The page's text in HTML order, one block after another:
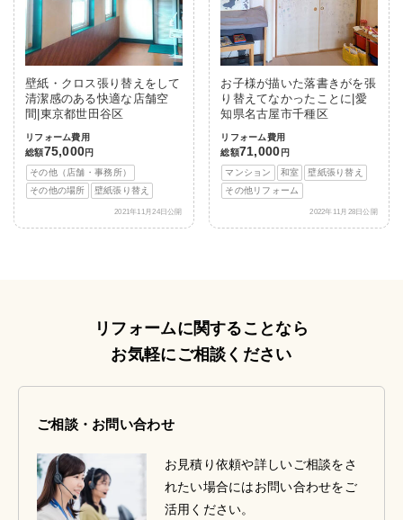
壁紙・クロス張り替えをして
清潔感のある快適な店舗空
間|東京都世田谷区
リフォーム費用
総額75,000円
その他（店舗・事務所）
その他の場所
壁紙張り替え
2021年11月24日公開
お子様が描いた落書きがを張
り替えてなかったことに|愛
知県名古屋市千種区
リフォーム費用
総額71,000 円
マンション
和室
壁紙張り替え
その他リフォーム
2022年11月28日公開
リフォームに関することなら
お気軽にご相談ください
ご相談・お問い合わせ
お見積り依頼や詳しいご相談をさ
れたい場合にはお問い合わせをご
活用ください。